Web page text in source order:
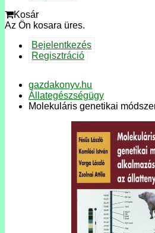
Kosár
Az Ön kosara üres.
Bejelentkezés
Regisztráció
gazdakonyv.hu
Állategészségügy
Molekuláris genetikai